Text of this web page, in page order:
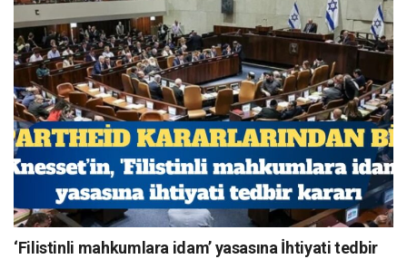
‘Filistinli mahkumlara idam’ yasasına İhtiyati tedbir